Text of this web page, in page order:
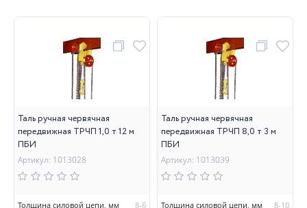
Таль ручная червячная
передвижная ТРЧП 1,0 т 12 м
ПБИ
Артикул: 1013028
Толщина силовой цепи, мм 8-6
Таль ручная червячная
передвижная ТРЧП 8,0 т 3 м
ПБИ
Артикул: 1013039
Толщина силовой цепи, мм 8-10